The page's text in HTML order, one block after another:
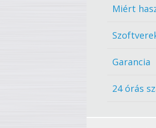
Miért
Garancia
24 órás